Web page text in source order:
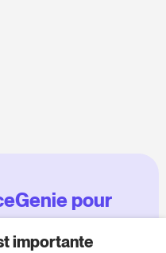
pour
importante